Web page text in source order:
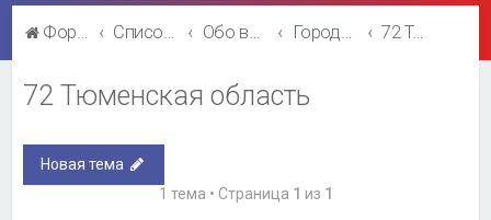
Форум Рено Список форумов Обо всём остальном Города и регионы. 72 Тюменская область
72 Тюменская область
Новая тема
1 тема • Страница 1 из 1